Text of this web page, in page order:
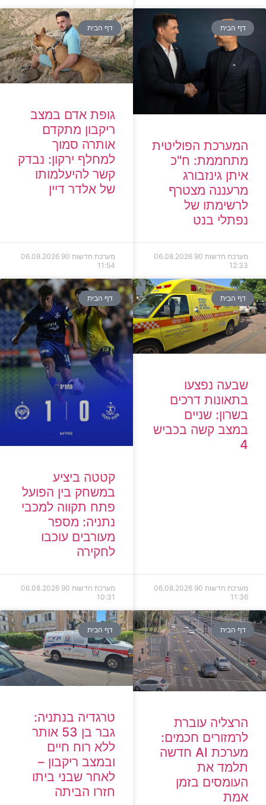
דף הבית
המערכת הפוליטית
מתחממת: ח"כ
איתן גינזבורג
מרעננה מצטרף
לרשימתו של
נפתלי בנט
מערכת חדשות 90
06.08.2026
12:33
דף הבית
גופת אדם במצב
ריקבון מתקדם
אותרה סמוך
למחלף ירקון: נבדק
קשר להיעלמותו
של אלדר דיין
מערכת חדשות 90
06.08.2026
11:54
דף הבית
שבעה נפצעו
בתאונות דרכים
בשרון: שניים
במצב קשה בכביש
4
מערכת חדשות 90
06.08.2026
11:36
דף הבית
קטטה ביציע
במשחק בין הפועל
פתח תקווה למכבי
נתניה: מספר
מעורבים עוכבו
לחקירה
מערכת חדשות 90
06.08.2026
10:31
דף הבית
הרצליה עוברת
לרמזורים חכמים:
מערכת AI חדשה
תלמד את
העומסים בזמן
אמת
דף הבית
טרגדיה בנתניה:
גבר בן 53 אותר
ללא רוח חיים
ובמצב ריקבון –
לאחר שבני ביתו
חזרו הביתה